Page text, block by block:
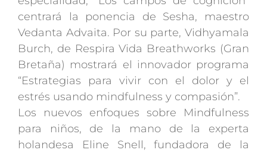
centrará la ponencia de Sesha, maestro
Vedanta Advaita. Por su parte, Vidhyamala
Burch, de Respira Vida Breathworks (Gran
Bretaña) mostrará el innovador programa
“Estrategias para vivir con el dolor y el
estrés usando mindfulness y compasión”.
Los nuevos enfoques sobre Mindfulness
para niños, de la mano de la experta
holandesa Eline Snell, fundadora de la